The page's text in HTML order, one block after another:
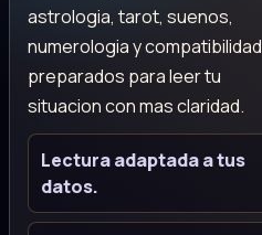
astrologia, tarot, suenos,
numerologia y compatibilidad
preparados para leer tu
situacion con mas claridad.
Lectura adaptada a tus
datos.